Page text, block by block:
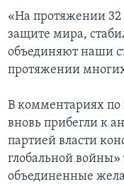
«На протяжении 32
защите мира,
объединяют наши
протяжении
В комментариях по
вновь прибегли к
партией власти
глобальной
объединенные